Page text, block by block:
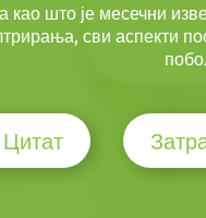
што је месечни
сви аспекти